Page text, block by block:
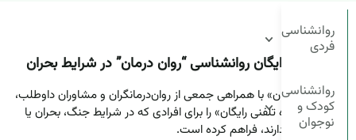
روانشناسی
فردی
روانشناسی
کودک و
نوجوان
برای ایران
مشاوره رایگان روانشناسی “روان درمان” در شرایط بحران
پلتفرم «روان‌درمان» با همراهی جمعی از روان‌درمانگران و مشاوران داوطلب،
خدمات «مشاوره تلفنی رایگان» را برای افرادی که در شرایط جنگ، بحران یا
فشار روانی قرار دارند، فراهم کرده است.